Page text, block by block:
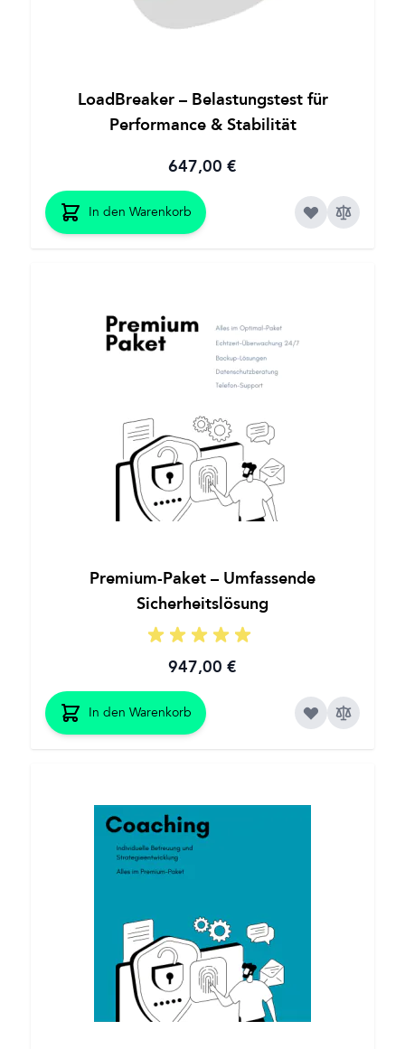
LoadBreaker – Belastungstest für
Performance & Stabilität
647,00 €
In den Warenkorb
Premium-Paket – Umfassende
Sicherheitslösung
947,00 €
In den Warenkorb